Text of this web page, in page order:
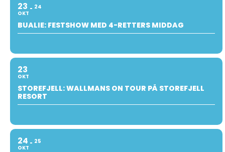
23
OKT
24
BUALIE: FESTSHOW MED 4-RETTERS MIDDAG
23
OKT
STOREFJELL: WALLMANS ON TOUR PÅ STOREFJELL
RESORT
24
OKT
25